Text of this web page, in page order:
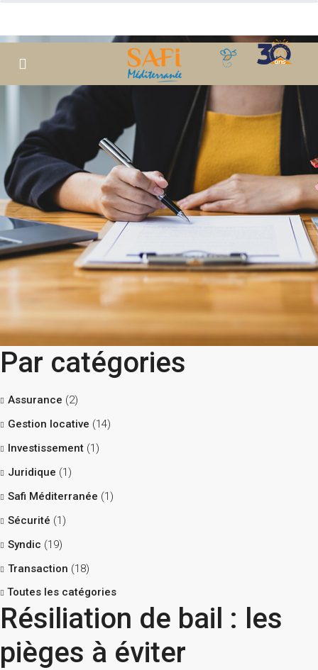
Par catégories
Assurance (2)
Gestion locative (14)
Investissement (1)
Juridique (1)
Safi Méditerranée (1)
Sécurité (1)
Syndic (19)
Transaction (18)
Toutes les catégories
Résiliation de bail : les
pièges à éviter